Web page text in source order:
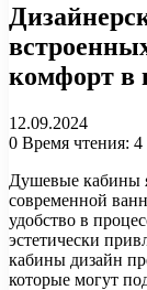
комфорт в
12.09.2024
0 Время чтения:
Душевые кабины
современной
удобство в
эстетически
кабины дизайн
которые могут